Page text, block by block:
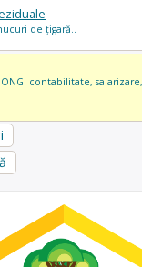
de țigară..
contabilitate, salarizare,